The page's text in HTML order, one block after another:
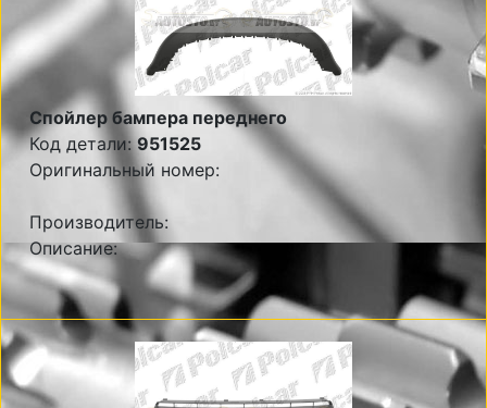
Спойлер бампера переднего
Код детали: 951525
Оригинальный номер:
Производитель:
Описание: